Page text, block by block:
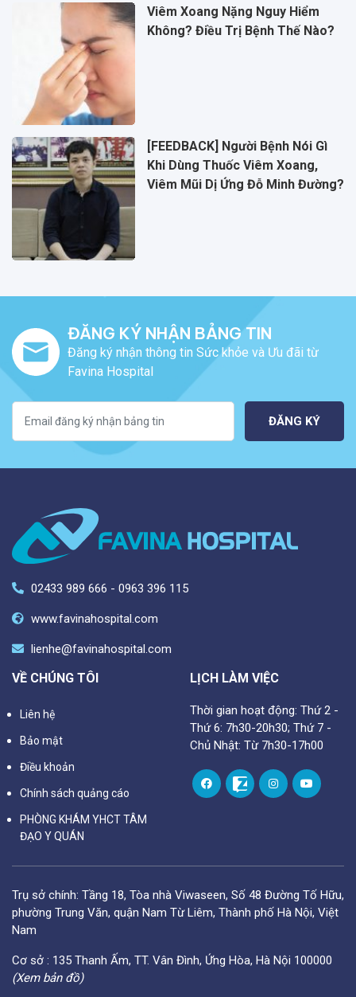
Viêm Xoang Nặng Nguy Hiểm
Không? Điều Trị Bệnh Thế Nào?
[FEEDBACK] Người Bệnh Nói Gì
Khi Dùng Thuốc Viêm Xoang,
Viêm Mũi Dị Ứng Đỗ Minh Đường?
ĐĂNG KÝ NHẬN BẢNG TIN
Đăng ký nhận thông tin Sức khỏe và Ưu đãi từ
Favina Hospital
ĐĂNG KÝ
02433 989 666 - 0963 396 115
www.favinahospital.com
lienhe@favinahospital.com
VỀ CHÚNG TÔI
Liên hệ
Bảo mật
Điều khoản
Chính sách quảng cáo
PHÒNG KHÁM YHCT TÂM
ĐẠO Y QUÁN
LỊCH LÀM VIỆC
Thời gian hoạt động: Thứ 2 -
Thứ 6: 7h30-20h30; Thứ 7 -
Chủ Nhật: Từ 7h30-17h00
Trụ sở chính: Tầng 18, Tòa nhà Viwaseen, Số 48 Đường Tố Hữu,
phường Trung Văn, quận Nam Từ Liêm, Thành phố Hà Nội, Việt
Nam
Cơ sở : 135 Thanh Ấm, TT. Vân Đình, Ứng Hòa, Hà Nội 100000
(Xem bản đồ)